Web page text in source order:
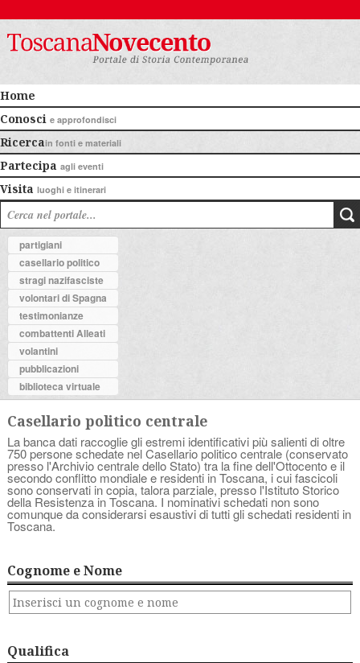
Home
Conosci e approfondisci
Ricercain fonti e materiali
Partecipa agli eventi
Visita luoghi e itinerari
partigiani
casellario politico
stragi nazifasciste
volontari di Spagna
testimonianze
combattenti Alleati
volantini
pubblicazioni
biblioteca virtuale
Casellario politico centrale
La banca dati raccoglie gli estremi identificativi più salienti di oltre
750 persone schedate nel Casellario politico centrale (conservato
presso l'Archivio centrale dello Stato) tra la fine dell'Ottocento e il
secondo conflitto mondiale e residenti in Toscana, i cui fascicoli
sono conservati in copia, talora parziale, presso l'Istituto Storico
della Resistenza in Toscana. I nominativi schedati non sono
comunque da considerarsi esaustivi di tutti gli schedati residenti in
Toscana.
Cognome e Nome
Qualifica